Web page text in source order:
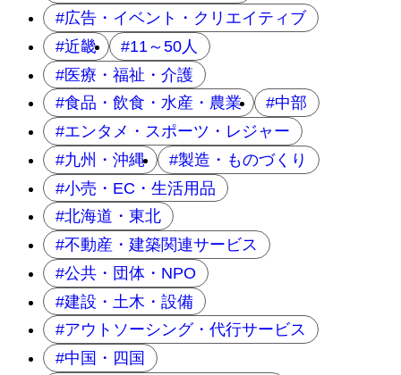
広告・イベント・クリエイティブ
近畿
11～50人
医療・福祉・介護
食品・飲食・水産・農業
中部
エンタメ・スポーツ・レジャー
九州・沖縄
製造・ものづくり
小売・EC・生活用品
北海道・東北
不動産・建築関連サービス
公共・団体・NPO
建設・土木・設備
アウトソーシング・代行サービス
中国・四国